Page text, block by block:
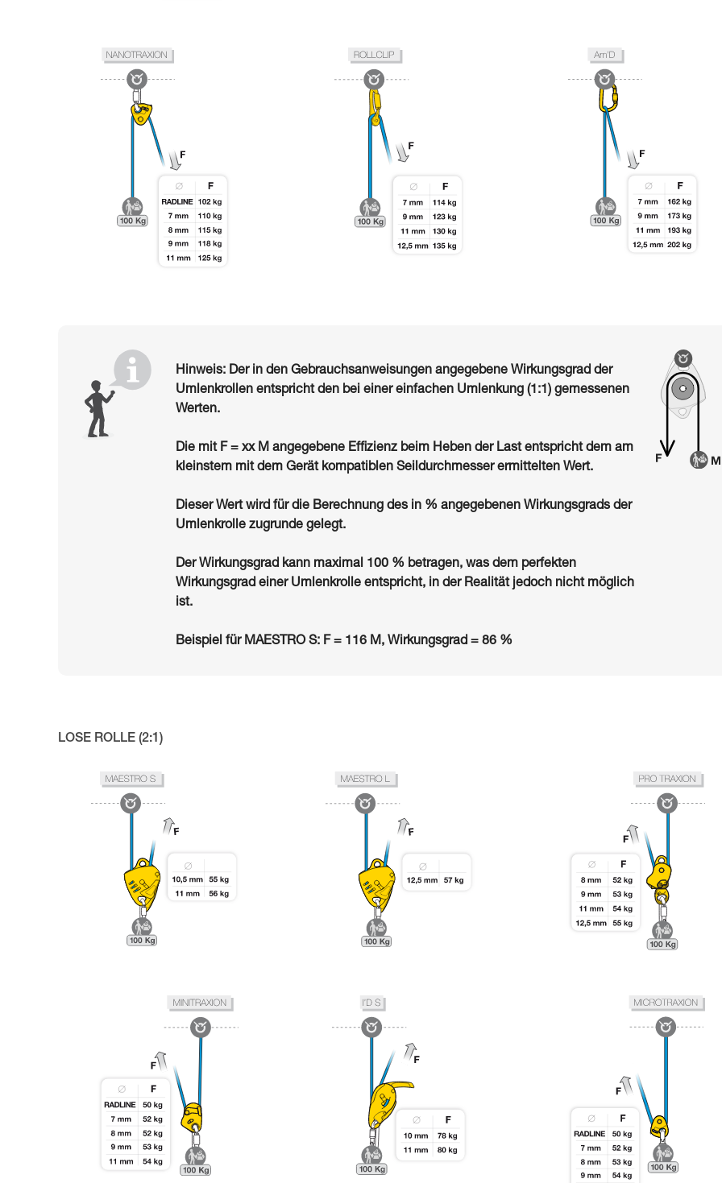
Hinweis: Der in den Gebrauchsanweisungen angegebene Wirkungsgrad der
Umlenkrollen entspricht den bei einer einfachen Umlenkung (1:1) gemessenen
Werten.
Die mit F = xx M angegebene Effizienz beim Heben der Last entspricht dem am
kleinstem mit dem Gerät kompatiblen Seildurchmesser ermittelten Wert.
Dieser Wert wird für die Berechnung des in % angegebenen Wirkungsgrads der
Umlenkrolle zugrunde gelegt.
Der Wirkungsgrad kann maximal 100 % betragen, was dem perfekten
Wirkungsgrad einer Umlenkrolle entspricht, in der Realität jedoch nicht möglich
ist.
Beispiel für MAESTRO S: F = 116 M, Wirkungsgrad = 86 %
LOSE ROLLE (2:1)